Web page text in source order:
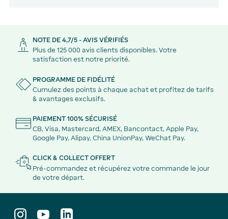
NOTE DE 4,7/5 - AVIS VÉRIFIÉS
Plus de 125 000 avis clients disponibles. Votre
satisfaction est notre priorité.
PROGRAMME DE FIDÉLITÉ
Cumulez des points à chaque achat et profitez de tarifs
& avantages exclusifs.
PAIEMENT 100% SÉCURISÉ
CB, Visa, Mastercard, AMEX, Bancontact, Apple Pay,
Google Pay, Alipay, China UnionPay, WeChat Pay.
CLICK & COLLECT OFFERT
Pré-commandez et récupérez votre commande le jour
de votre départ.